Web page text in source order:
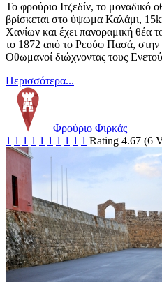
Το φρούριο Ιτζεδίν, το μοναδικό
βρίσκεται στο ύψωμα Καλάμι,
Χανίων και έχει πανοραμική θέα
το 1872 από το Ρεούφ Πασά, στην
Οθωμανοί διώχνοντας τους
Περισσότερα...
Φρούριο Φιρκάς
1 1 1 1 1 1 1 1 1 1 Rating 4.67 (6